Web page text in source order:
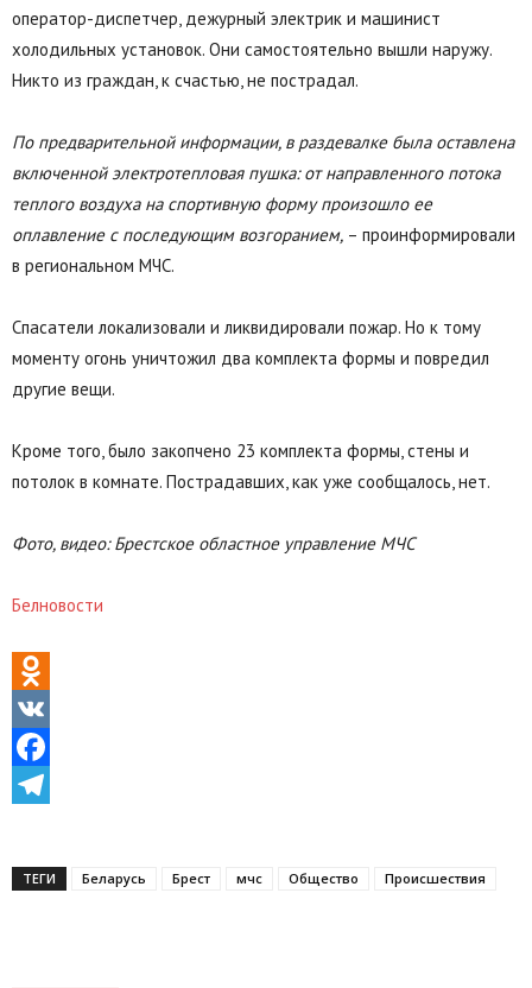
оператор-диспетчер, дежурный электрик и машинист
холодильных установок. Они самостоятельно вышли наружу.
Никто из граждан, к счастью, не пострадал.
По предварительной информации, в раздевалке была оставлена
включенной электротепловая пушка: от направленного потока
теплого воздуха на спортивную форму произошло ее
оплавление с последующим возгоранием, – проинформировали
в региональном МЧС.
Спасатели локализовали и ликвидировали пожар. Но к тому
моменту огонь уничтожил два комплекта формы и повредил
другие вещи.
Кроме того, было закопчено 23 комплекта формы, стены и
потолок в комнате. Пострадавших, как уже сообщалось, нет.
Фото, видео: Брестское областное управление МЧС
Белновости
Odnoklassniki
VK
Facebook
ТЕГИ Беларусь Брест мчс Общество Происшествия